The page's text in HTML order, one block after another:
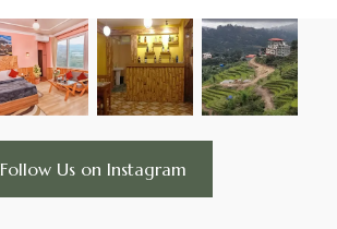
Follow Us on Instagram